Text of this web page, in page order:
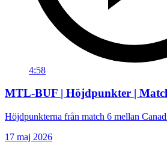
4:58
MTL-BUF | Höjdpunkter |
Höjdpunkterna från match 6 mellan
17 maj 2026